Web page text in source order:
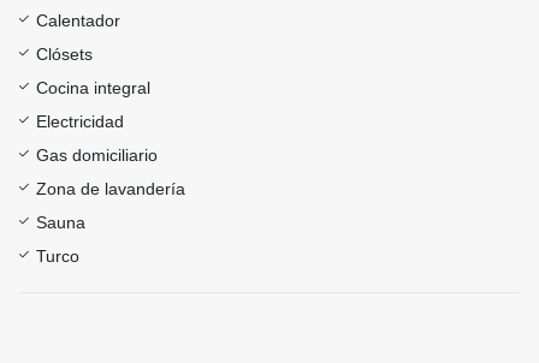
Calentador
Clósets
Cocina integral
Electricidad
Gas domiciliario
Zona de lavandería
Sauna
Turco